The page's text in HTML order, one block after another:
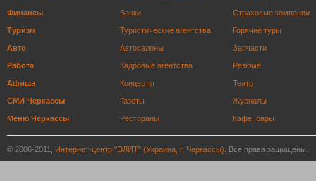
Финансы
Туризм
Авто
Работа
Афиша
СМИ Черкассы
Меню Черкассы
Банки
Туристические агентства
Автосалоны
Кадровые агентства
Концерты
Газеты
Рестораны
Страховые компании
Горячие туры
Запчасти
Резюме
Театр
Журналы
Кафе, бары
© 2006-2011, Интернет-центр "ЭЛИТ" (Украина, г. Черкассы) . Все права защищены.